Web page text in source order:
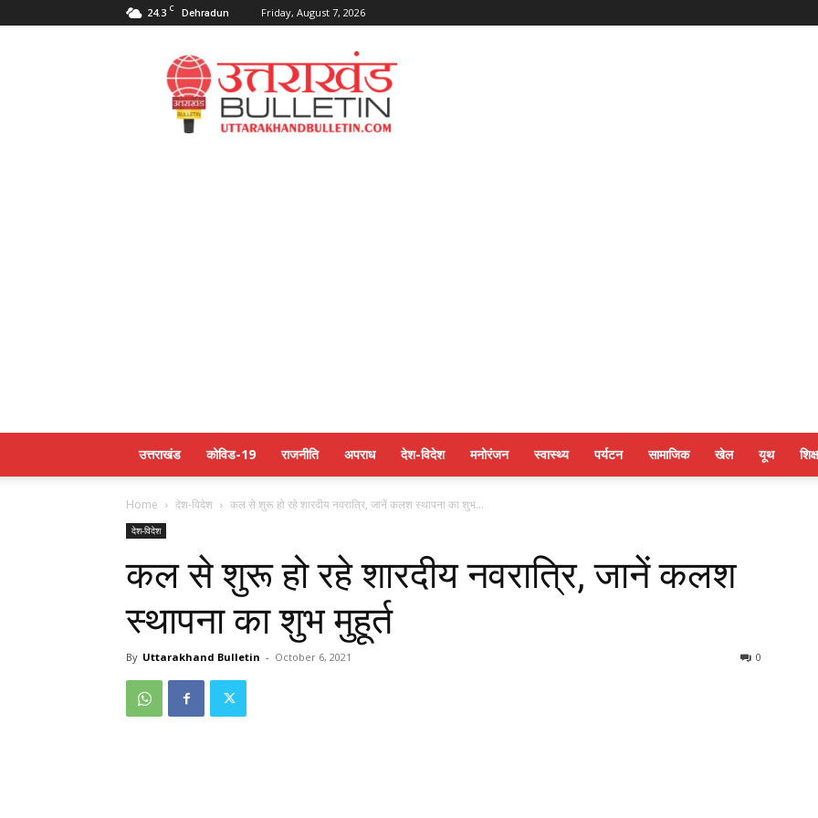
24.3 C Dehradun Friday, August 7, 2026
Uttarakahnd
Bulletin
उत्तराखंड कोविड-19 राजनीति अपराध देश-विदेश मनोरंजन स्वास्थ्य पर्यटन सामाजिक खेल यूथ
Home देश-विदेश कल से शुरू हो रहे शारदीय नवरात्रि, जानें कलश स्थापना का शुभ...
देश-विदेश
कल से शुरू हो रहे शारदीय नवरात्रि, जानें कलश
स्थापना का शुभ मुहूर्त
By Uttarakhand Bulletin - October 6, 2021 0